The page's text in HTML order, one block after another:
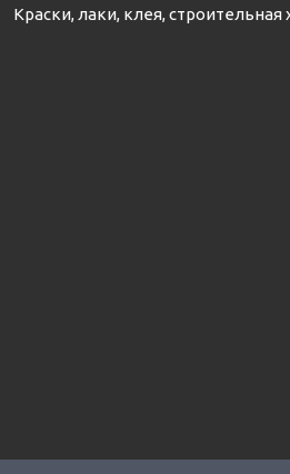
Краски, лаки, клея, строительная